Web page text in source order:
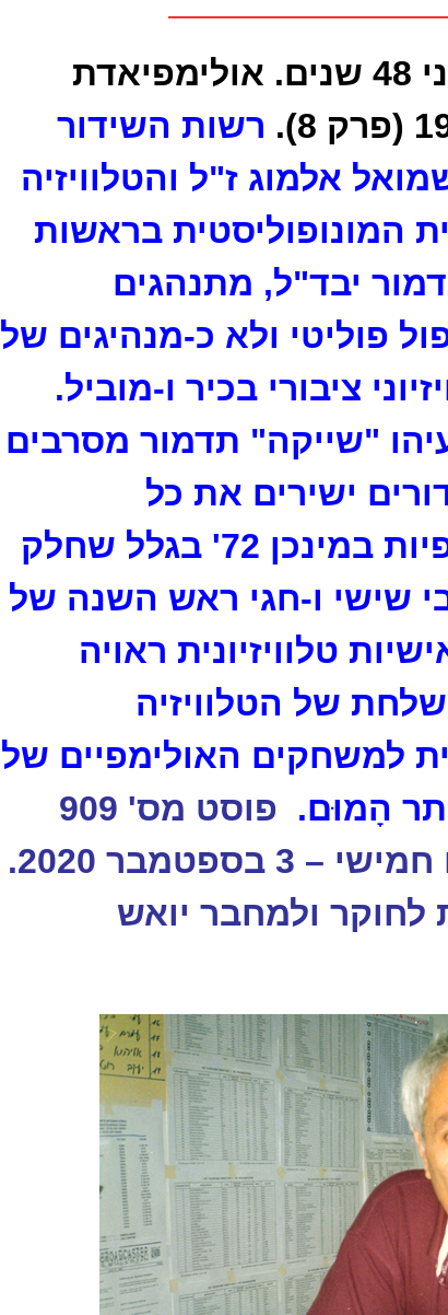
לפני 48 שנים. אולימפיאדת
רשות השידור
אלמוג ז"ל והטלוויזיה
המונופוליסטית בראשות
יבד"ל, מתנהגים
פוליטי ולא כ-מנהיגים של
ציבורי בכיר ו-מוביל.
"שייקה" תדמור מסרבים
ישירים את כל
התחרויות האולימפיות במינכן 72' בגלל שחלק
שישי ו-חגי ראש השנה של
טלוויזיונית ראויה
של הטלוויזיה
למשחקים האולימפיים של
פוסט מס' 909
הועלה לאוויר ביום חמישי – 3 בספטמבר 2020.
לחוקר ולמחבר יואש